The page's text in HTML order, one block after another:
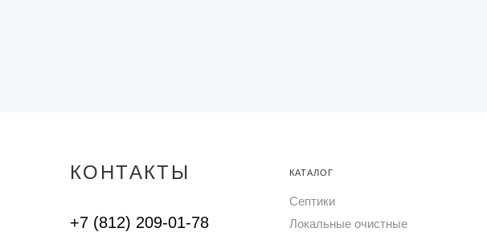
КОНТАКТЫ
+7 (812) 209-01-78
КАТАЛОГ
Септики
Локальные очистные